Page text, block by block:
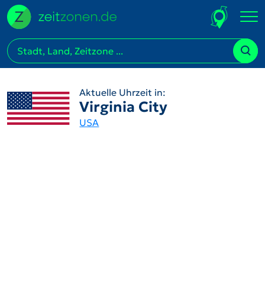
Aktuelle Uhrzeit in:
Virginia City
USA